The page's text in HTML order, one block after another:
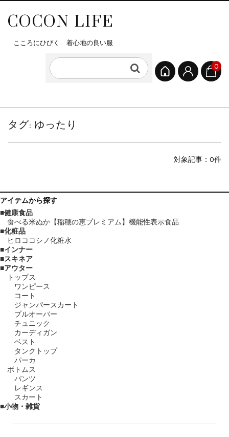
COCON LIFE
こころにひびく 着心地の良い服
0
タグ:ゆったり
対象記事：0件
アイテムから探す
健康食品
食べる米ぬか【稲穂の恵プレミアム】機能性表示食品
化粧品
ヒロココシノ化粧水
インナー
スキネア
アウター
トップス
ワンピース
コート
ジャンパースカート
プルオーバー
チュニック
カーディガン
ベスト
タンクトップ
パーカ
ボトムス
パンツ
レギンス
スカート
小物・雑貨